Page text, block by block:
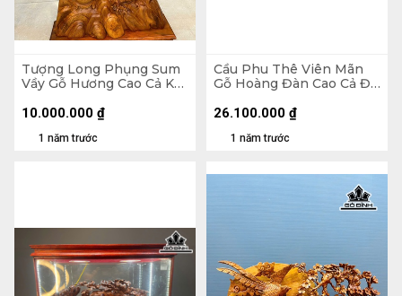
Tượng Long Phụng Sum
Vầy Gỗ Hương Cao Cả Kỷ
- Kỷ Cao 10 (cm)
1 năm trước
10.000.000 ₫
Cầu Phu Thê Viên Mãn
Gỗ Hoàng Đàn Cao Cả Đế
Riêng Tượng Cao 14 (cm)
1 năm trước
26.100.000 ₫